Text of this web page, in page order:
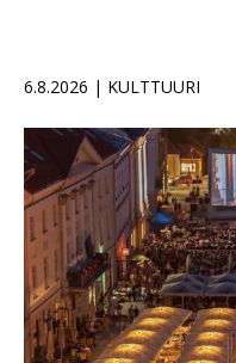
6.8.2026 | KULTTUURI